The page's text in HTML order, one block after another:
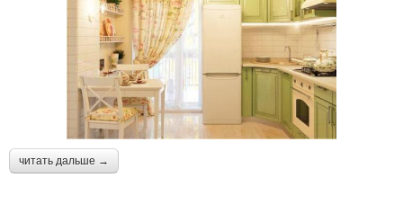
читать дальше →